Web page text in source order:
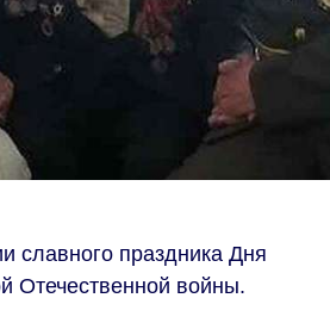
славного праздника Дня
Отечественной войны.